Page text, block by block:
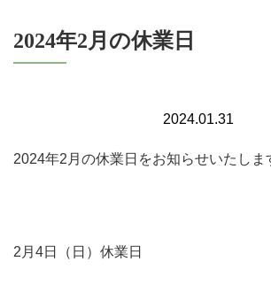
2024年2月の休業日
2024.01.31
2024年2 月の休業日をお知らせいたしま
2月 4日（日）休業日